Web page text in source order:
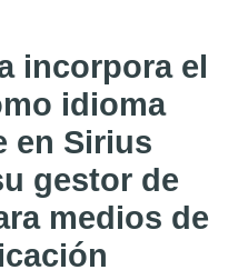
incorpora el
idioma
en Sirius
gestor de
medios de